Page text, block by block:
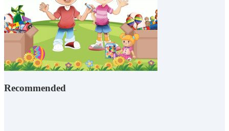
Recommended